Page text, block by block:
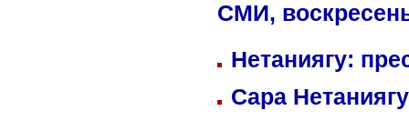
СМИ,
Нетаниягу:
Сара